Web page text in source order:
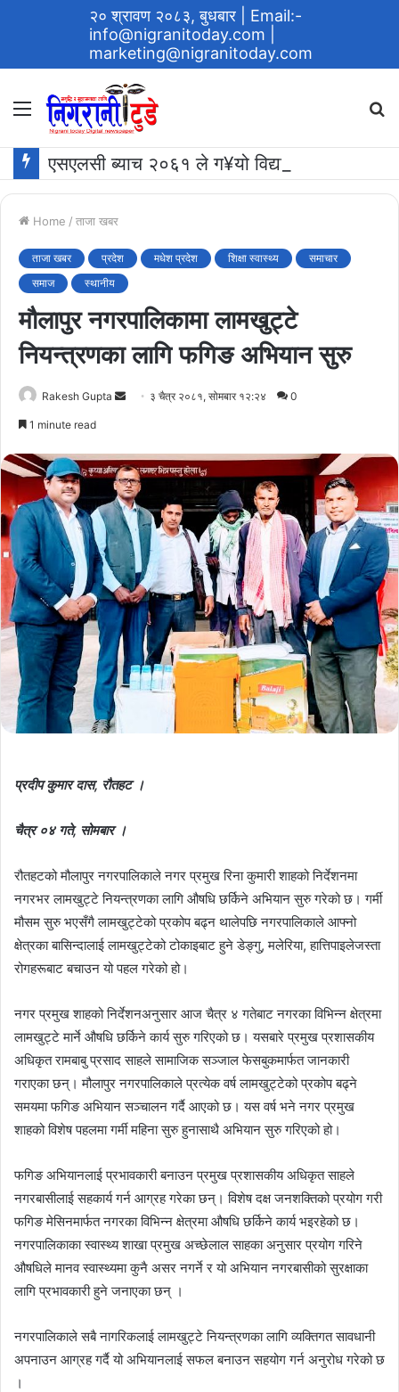
२० श्रावण २०८३, बुधबार
| Email:-
info@nigranitoday.com
marketing@nigranitoday.com
Menu
Home / ताजा खबर
ताजा खबर प्रदेश मधेश प्रदेश शिक्षा स्वास्थ्य
समाचार
समाज
स्थानीय
मौलापुर नगरपालिकामा लामखुट्टे
नियन्त्रणका लागि फगिङ अभियान सुरु
Rakesh Gupta
Send ३ चैत्र २०८१, सोमबार १२:२४ 0
1 minute read
प्रदीप कुमार दास, रौतहट ।
चैत्र ०४ गते, सोमबार ।
रौतहटको मौलापुर नगरपालिकाले नगर प्रमुख रिना कुमारी शाहको निर्देशनमा
नगरभर लामखुट्टे नियन्त्रणका लागि औषधि छर्किने अभियान सुरु गरेको छ। गर्मी
मौसम सुरु भएसँगै लामखुट्टेको प्रकोप बढ्न थालेपछि नगरपालिकाले आफ्नो
क्षेत्रका बासिन्दालाई लामखुट्टेको टोकाइबाट हुने डेङ्गु, मलेरिया, हात्तिपाइलेजस्ता
रोगहरूबाट बचाउन यो पहल गरेको हो।
नगर प्रमुख शाहको निर्देशनअनुसार आज चैत्र ४ गतेबाट नगरका विभिन्न क्षेत्रमा
लामखुट्टे मार्ने औषधि छर्किने कार्य सुरु गरिएको छ। यसबारे प्रमुख प्रशासकीय
अधिकृत रामबाबु प्रसाद साहले सामाजिक सञ्जाल फेसबुकमार्फत जानकारी
गराएका छन्। मौलापुर नगरपालिकाले प्रत्येक वर्ष लामखुट्टेको प्रकोप बढ्ने
समयमा फगिङ अभियान सञ्चालन गर्दै आएको छ। यस वर्ष भने नगर प्रमुख
शाहको विशेष पहलमा गर्मी महिना सुरु हुनासाथै अभियान सुरु गरिएको हो।
फगिङ अभियानलाई प्रभावकारी बनाउन प्रमुख प्रशासकीय अधिकृत साहले
नगरबासीलाई सहकार्य गर्न आग्रह गरेका छन्। विशेष दक्ष जनशक्तिको प्रयोग गरी
फगिङ मेसिनमार्फत नगरका विभिन्न क्षेत्रमा औषधि छर्किने कार्य भइरहेको छ।
नगरपालिकाका स्वास्थ्य शाखा प्रमुख अच्छेलाल साहका अनुसार प्रयोग गरिने
औषधिले मानव स्वास्थ्यमा कुनै असर नगर्ने र यो अभियान नगरबासीको सुरक्षाका
लागि प्रभावकारी हुने जनाएका छन् ।
नगरपालिकाले सबै नागरिकलाई लामखुट्टे नियन्त्रणका लागि व्यक्तिगत सावधानी
अपनाउन आग्रह गर्दै यो अभियानलाई सफल बनाउन सहयोग गर्न अनुरोध गरेको छ
।